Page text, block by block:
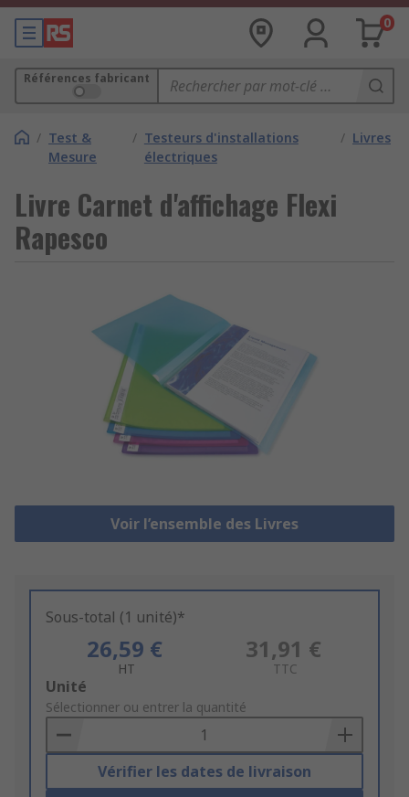
0
Références fabricant
/ Test &
Mesure
/ Testeurs d'installations
électriques
/ Livres
Livre Carnet d'affichage Flexi
Rapesco
Voir l’ensemble des Livres
Sous-total (1 unité)*
26,59 €
HT
31,91 €
TTC
Add
to
Basket
Unité
Sélectionner ou entrer la quantité
Vérifier les dates de livraison